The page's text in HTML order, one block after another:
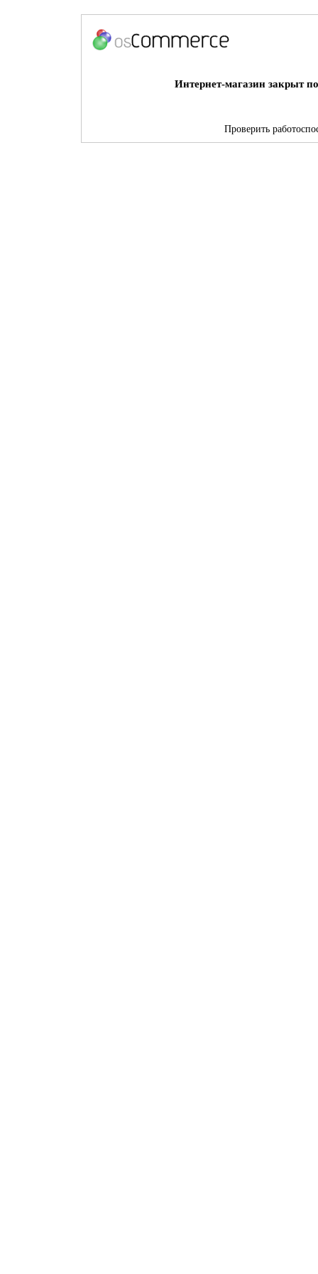
Интернет-магазин закрыт
Проверить